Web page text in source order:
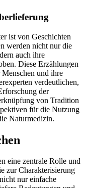
ist von Geschichten
werden nicht nur die
auch ihre
Diese Erzählungen
und ihre
verdeutlichen,
der
von Tradition
für die Nutzung
Naturmedizin.
eine zentrale Rolle und
zur Charakterisierung
nur einfache